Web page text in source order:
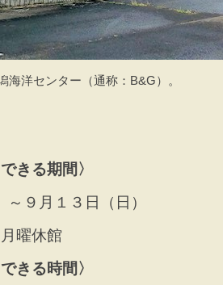
洋センター（通称：B&G）。
きる期間〉
～９月１３日（日）
曜休館
きる時間〉